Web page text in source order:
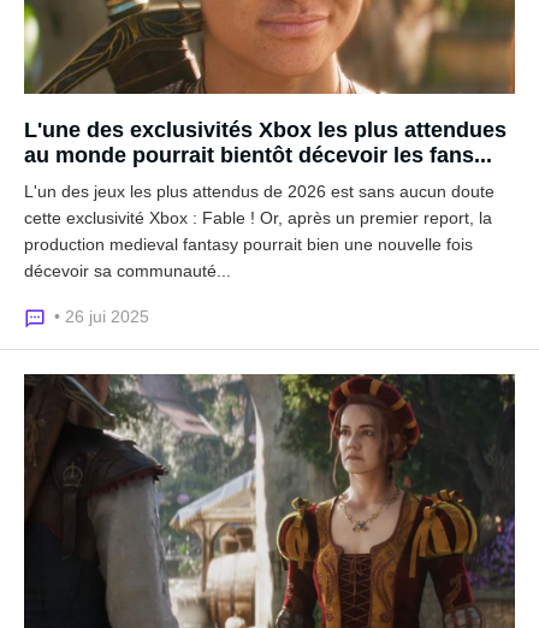
L'une des exclusivités Xbox les plus attendues
au monde pourrait bientôt décevoir les fans...
L'un des jeux les plus attendus de 2026 est sans aucun doute
cette exclusivité Xbox : Fable ! Or, après un premier report, la
production medieval fantasy pourrait bien une nouvelle fois
décevoir sa communauté...
• 26 jui 2025